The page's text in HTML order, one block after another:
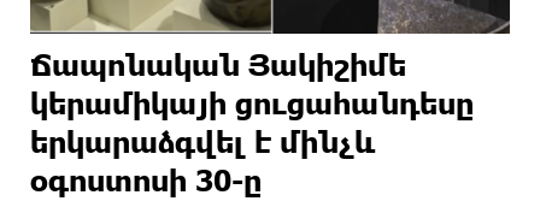
Ճապոնական Յակիշիմե
կերամիկայի ցուցահանդեսը
երկարաձգվել է մինչև
օգոստոսի 30-ը